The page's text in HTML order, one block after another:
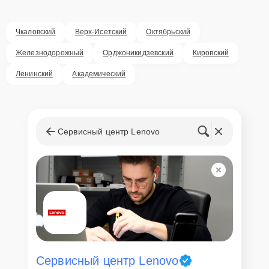
клиент сможет забрать свой гаджет в этот же день. При
Внимание! Устройство отправляется на ремонт только после
клиентом. Стоимость ремонта фиксируется и не может быть
мастера
Если у клиента нет времени или возможности для перемещения
крупногабаритной техники, он может заказать курьерскую
доставку или услугу выезда мастера. Специалист приедет в
удобное место и время, проведет тщательную диагностику и при
наличии оборудования осуществит оперативный ремонт.
Как приехать в сервисный
Чкаловский Верх-Исетский Октябрьский
Железнодорожный Орджоникидзевский Кировский
Ленинский Академический
Сервисный центр Lenovo
Сервисный центр Lenovo